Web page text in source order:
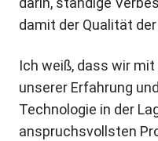
damit der Qualität
Ich weiß, dass wir
unserer Erfahrung
Technologie in der
anspruchsvollsten